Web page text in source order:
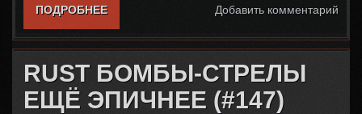
ПОДРОБНЕЕО RUST ОТДАЛ ЛУТ С ПОМОЩЬЮ СТЕНЫ
(#149)
Добавить комментарий
RUST БОМБЫ-СТРЕЛЫ
ЕЩЁ ЭПИЧНЕЕ (#147)